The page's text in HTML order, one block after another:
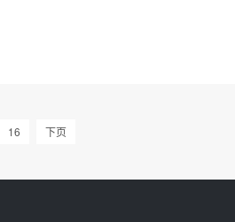
16 下页